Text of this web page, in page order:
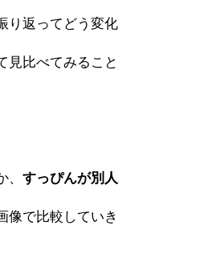
り返ってどう変化
見比べてみること
、 すっぴんが別人
像で比較していき